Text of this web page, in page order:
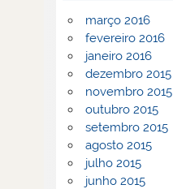
março 2016
fevereiro 2016
janeiro 2016
dezembro 2015
novembro 2015
outubro 2015
setembro 2015
agosto 2015
julho 2015
junho 2015